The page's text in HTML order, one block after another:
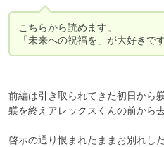
こちらから読めます。
「未来への祝福を」が大好きで
前編は引き取られてきた初日から
躾を終えアレックスくんの前から
啓示の通り恨まれたままお別れし